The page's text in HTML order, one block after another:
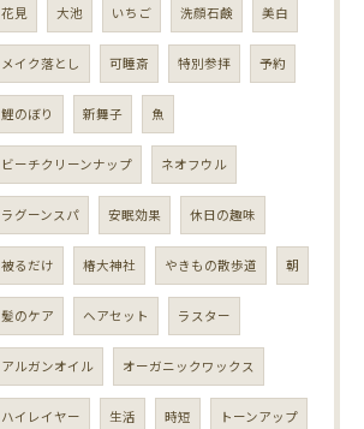
花見 大池 いちご 洗顔石鹸 美白
メイク落とし 可睡斎 特別参拝 予約
鯉のぼり 新舞子 魚
ビーチクリーンナップ ネオフウル
ラグーンスパ 安眠効果 休日の趣味
被るだけ 椿大神社 やきもの散歩道 朝
髪のケア ヘアセット ラスター
アルガンオイル オーガニックワックス
ハイレイヤー 生活 時短 トーンアップ